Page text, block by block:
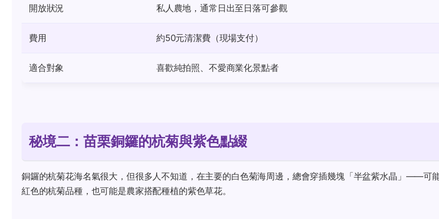
開放狀況 私人農地，通常日出至日落可參觀
費用 約50元清潔費（現場支付）
適合對象 喜歡純拍照、不愛商業化景點者
秘境二：苗栗銅鑼的杭菊與紫色點綴
銅鑼的杭菊花海名氣很大，但很多人不知道，在主要的白色菊海周邊，總會穿插幾塊「半盆紫水晶」——可
紅色的杭菊品種，也可能是農家搭配種植的紫色草花。